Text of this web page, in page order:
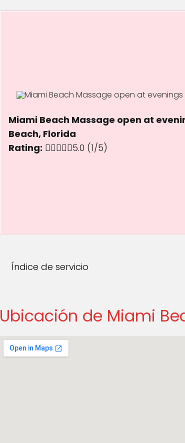
Miami Beach Massage open at
Beach, Florida
Rating:
5.0 out of 5.0 stars
5.0 (1/5)
Índice de servicio
Ubicación de Miami